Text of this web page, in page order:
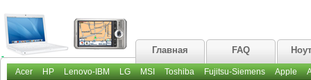
Главная FAQ
Acer HP Lenovo-IBM LG MSI Toshiba Fujitsu-Siemens Apple